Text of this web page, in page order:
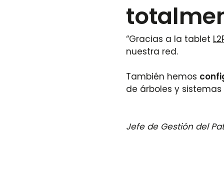
“Gracias a la tablet
nuestra red.
También hemos
de árboles y sistemas
Jefe de Gestión del